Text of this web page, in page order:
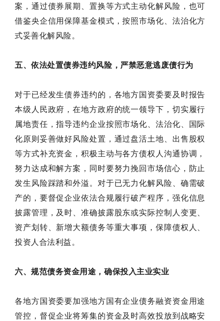
案，通过债券展期、置换等方式主动化解风险，也可
借鉴央企信用保障基金模式，按照市场化、法治化方
式妥善化解风险。
五、依法处置债券违约风险，严禁恶意逃废债行为
对于已经发生债券违约的，各地方国资委要及时报告
本级人民政府，在地方政府的统一领导下，切实履行
属地责任，指导违约企业按照市场化、法治化、国际
化原则妥善做好风险处置，通过盘活土地、出售股权
等方式补充资金，积极主动与各方债权人沟通协调，
努力达成和解方案，同时要努力挽回市场信心，防止
发生风险踩踏和外溢。对于已无力化解风险、确需破
产的，要督促企业依法合规履行破产程序，强化信息
披露管理，及时、准确披露股东或实际控制人变更、
资产划转、新增大额债务等重大事项，保障债权人、
投资人合法利益。
六、规范债务资金用途，确保投入主业实业
各地方国资委要加强地方国有企业债务融资资金用途
管控，督促企业将筹集的资金及时高效投放到战略安